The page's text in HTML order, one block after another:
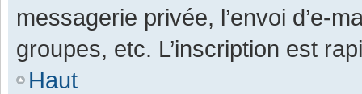
messagerie privée, l’envoi d’e-
groupes, etc. L’inscription est
Haut